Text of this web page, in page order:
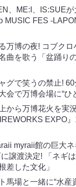
、ME:I、IS:SUEが
MUSIC FES -
万博の夜! コブクロ
曲を歌う「盆踊り
グで笑うの禁止! 60
会で万博会場に“ひ
から万博花火を実
EXPO
myraii館の巨大ネ
譲渡決定! 「ネギ
差した文化」
馬場と一緒に“水産